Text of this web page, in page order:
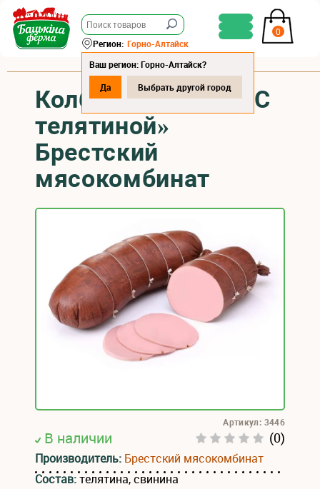
0
Регион: Горно-Алтайск
Ваш регион: Горно-Алтайск?
Да
Выбрать другой город
Колбаса варёная «С
телятиной»
Брестский
мясокомбинат
В наличии (0)
Артикул: 3446
Производитель: Брестский мясокомбинат
Состав:телятина, свинина